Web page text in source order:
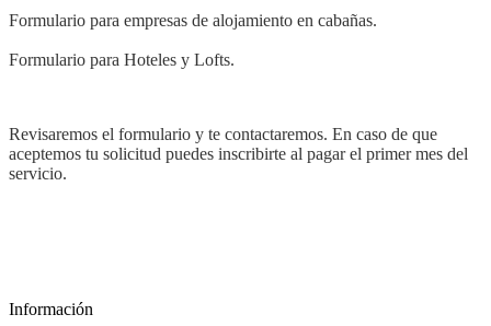
Formulario para empresas de alojamiento en cabañas.
Formulario para Hoteles y Lofts.
Revisaremos el formulario y te contactaremos. En caso de que
aceptemos tu solicitud puedes inscribirte al pagar el primer mes del
servicio.
Información